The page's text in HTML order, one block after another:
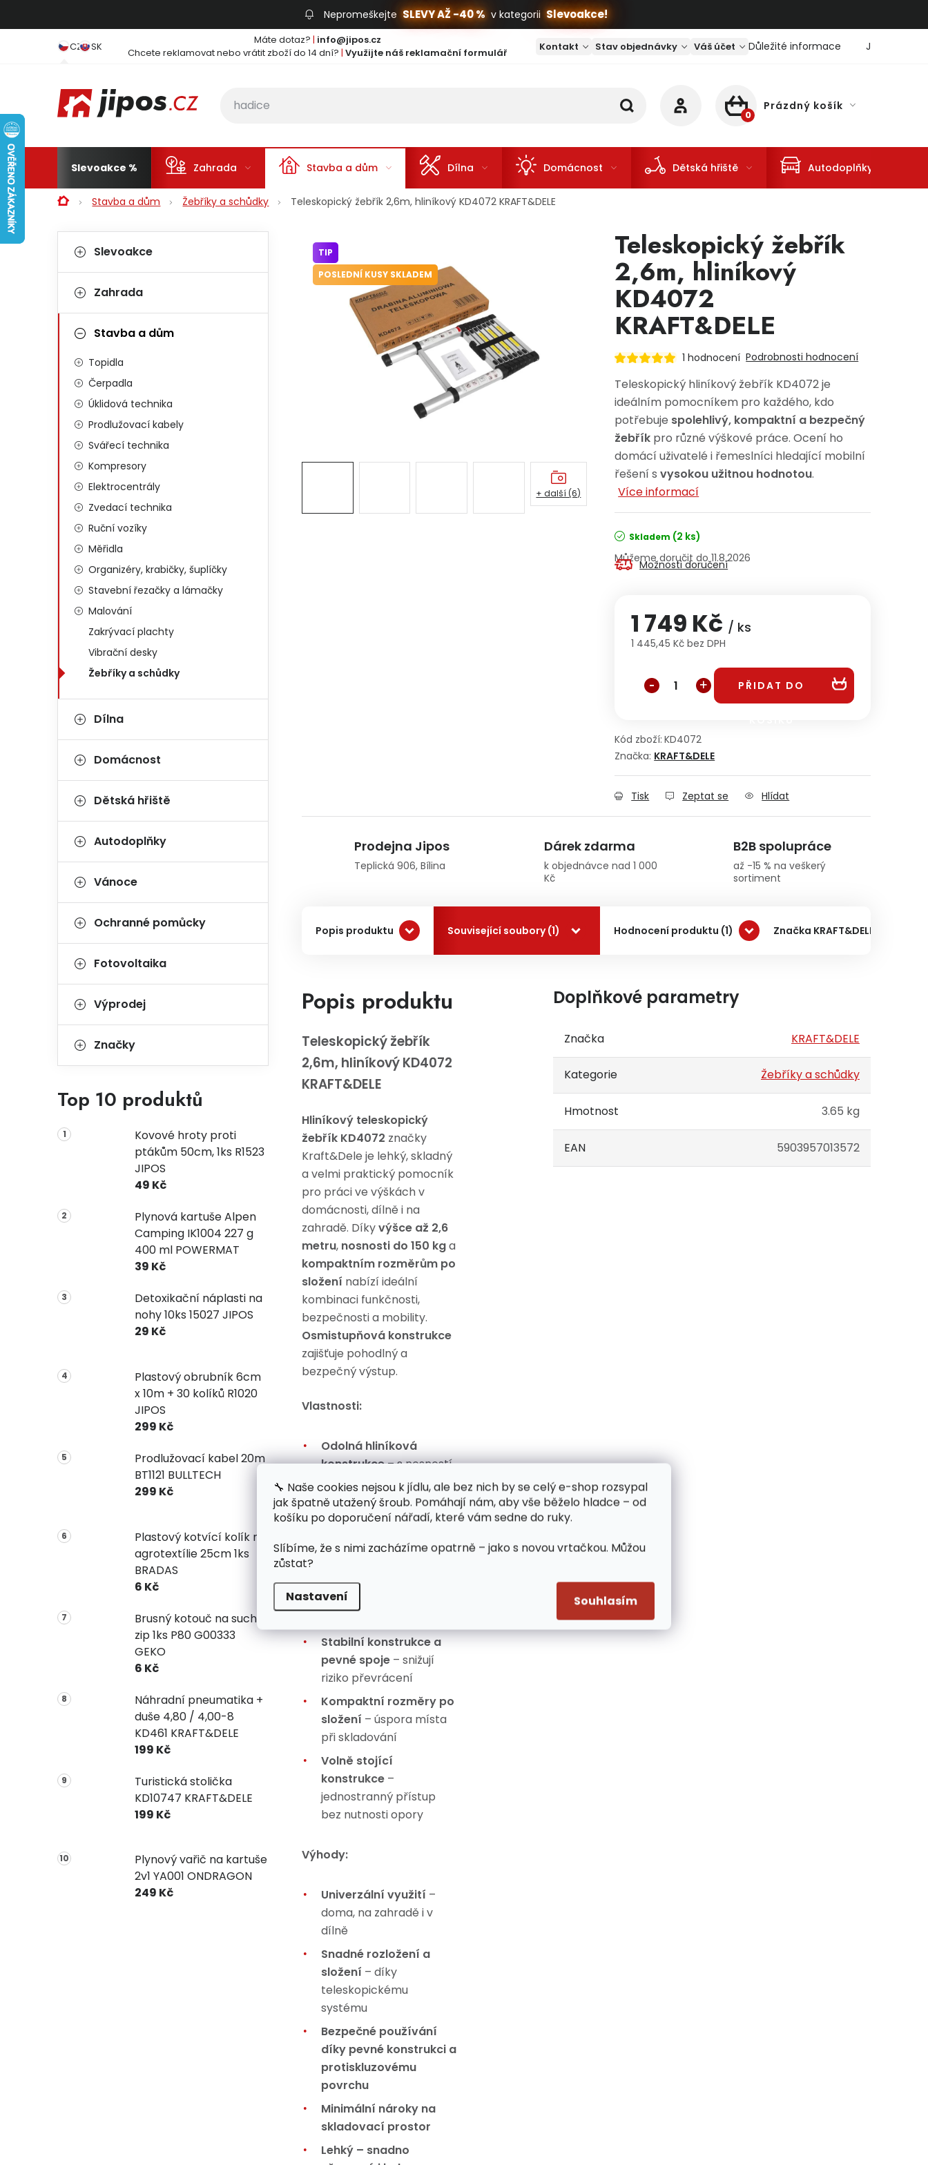
🔧 Naše cookies nejsou k jídlu, ale bez nich by se celý e-shop rozsypal
jak špatně utažený šroub. Pomáhají nám, aby vše běželo hladce – od
košíku po doporučení nářadí, které vám sedne do ruky.
Slíbíme, že s nimi zacházíme opatrně – jako s novou vrtačkou. Můžou
zůstat?
Nastavení Souhlasím
Nepromeškejte SLEVY AŽ -40 % v kategorii Slevoakce!
CZ SK Máte dotaz? | info@jipos.cz
Chcete reklamovat nebo vrátit zboží do 14 dní? | Využijte náš reklamační formulář Kontakt Stav objednávky Váš účet Důležité informace Jaký je
NÁKUPNÍ KOŠÍK
Prázdný košík
Slevoakce Zahrada Stavba a dům Dílna Domácnost Dětská hřiště Autodoplňky
DomůStavba a dům Žebříky a schůdky Teleskopický žebřík 2,6m, hliníkový KD4072 KRAFT&DELE
Postranní panel
Kategorie
Slevoakce
Zahrada
Stavba a dům
Topidla
Čerpadla
Úklidová technika
Prodlužovací kabely
Svářecí technika
Kompresory
Elektrocentrály
Zvedací technika
Ruční vozíky
Měřidla
Organizéry, krabičky, šuplíčky
Stavební řezačky a lámačky
Malování
Zakrývací plachty
Vibrační desky
Žebříky a schůdky
Dílna
Domácnost
Dětská hřiště
Autodoplňky
Vánoce
Ochranné pomůcky
Fotovoltaika
Výprodej
Značky
Top 10 produktů
Kovové hroty proti
ptákům 50cm, 1ks R1523
JIPOS
49 Kč
Plynová kartuše Alpen
Camping IK1004 227 g
400 ml POWERMAT
39 Kč
Detoxikační náplasti na
nohy 10ks 15027 JIPOS
29 Kč
Plastový obrubník 6cm
x 10m + 30 kolíků R1020
JIPOS
299 Kč
Prodlužovací kabel 20m
BT1121 BULLTECH
299 Kč
Plastový kotvící kolík na
agrotextílie 25cm 1ks
BRADAS
6 Kč
Brusný kotouč na suchý
zip 1ks P80 G00333
GEKO
6 Kč
Náhradní pneumatika +
duše 4,80 / 4,00-8
KD461 KRAFT&DELE
199 Kč
Turistická stolička
KD10747 KRAFT&DELE
199 Kč
Plynový vařič na kartuše
2v1 YA001 ONDRAGON
249 Kč
Teleskopický žebřík
2,6m, hliníkový
KD4072
KRAFT&DELE
1 hodnocení Podrobnosti hodnocení
Teleskopický hliníkový žebřík KD4072 je
ideálním pomocníkem pro každého, kdo
potřebuje spolehlivý, kompaktní a bezpečný
žebřík pro různé výškové práce. Ocení ho
domácí uživatelé i řemeslníci hledající mobilní
řešení svysokou užitnou hodnotou.
Více informací
Skladem (2 ks)
11.8.2026
Možnosti doručení
1 749 Kč / ks
1 445,45 Kč bez DPH
PŘIDAT DO
Kód zboží: KD4072
Značka: KRAFT&DELE
Tisk Zeptat se Hlídat
TIP
POSLEDNÍ KUSY SKLADEM
+ další (6)
Prodejna Jipos
Teplická 906, Bílina
Dárek zdarma
k objednávce nad 1 000
Kč
B2B spolupráce
až -15 % na veškerý
sortiment
Popis produktu Související soubory (1) Hodnocení produktu (1) Značka KRAFT&DELE
Popis produktu
Teleskopický žebřík
2,6m, hliníkový KD4072
KRAFT&DELE
Hliníkový teleskopický
žebřík KD4072 značky
Kraft&Dele je lehký, skladný
a velmi praktický pomocník
pro práci ve výškách v
domácnosti, dílně i na
zahradě. Díkyvýšce až 2,6
metru, nosnosti do 150 kga
kompaktním rozměrům po
složení nabízí ideální
kombinaci funkčnosti,
bezpečnosti a mobility.
Osmistupňová konstrukce
zajišťuje pohodlný a
bezpečný výstup.
Vlastnosti:
Odolná hliníková
konstrukce– s nosností
až150 kg
Nízká hmotnost –
pouze7,3 kg, snadná
manipulace
drážkované schody
bezpečnost i na kluzkém
Stabilní konstrukce a
pevné spoje – snižují
riziko převrácení
Kompaktní rozměry po
složení – úspora místa
při skladování
Volně stojící
konstrukce –
jednostranný přístup
bez nutnosti opory
Výhody:
Univerzální využití –
doma, na zahradě i v
dílně
Snadné rozložení a
složení – díky
teleskopickému
systému
Bezpečné používání
díky pevné konstrukci a
protiskluzovému
povrchu
Minimální nároky na
skladovací prostor
Lehký – snadno
Doplňkové parametry
Značka KRAFT&DELE
Kategorie Žebříky a schůdky
Hmotnost 3.65 kg
EAN 5903957013572